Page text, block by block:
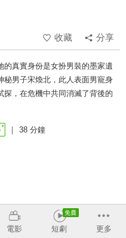
收藏
分享
的真實身份是女扮男裝的墨家遺
秘男子宋煥北，此人表面男寵身
，在危機中共同消滅了背後的
38 分鐘
電影 短劇 更多